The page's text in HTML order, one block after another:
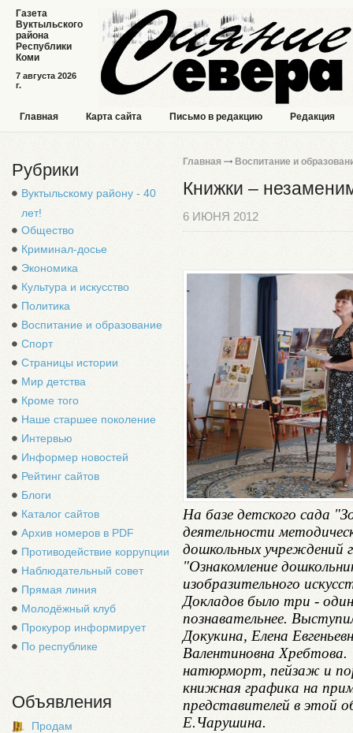
7 августа 2026
г.
Газета
Вуктыльского
района
Республики
Коми
Главная Карта сайта Письмо в редакцию Редакция
Рубрики
Вуктыльскому району - 40
лет!
Общество
Криминал-досье
Экономика
Культура и искусство
Политика
Воспитание и образование
Спорт
Страницы истории
Мир детства
Кроме того
Наше старшее поколение
Интервью
Информер новостей
Рейтинг сайтов
Блоги
Каталог сайтов
Архив номеров в PDF
Противодействие коррупции
Наблюдательный совет
Прямая линия
Молодёжный клуб
Прокурор информирует
По республике
Объявления
Продам
Главная Воспитание и
Книжки –
6 ИЮНЯ 2012
На базе детского сада
деятельности
дошкольных учреждений
"Ознакомление
изобразительного
Докладов было три -
познавательнее.
Докукина, Елена
Валентиновна
натюрморт, пейзаж и
книжная графика на
представителей в этой
Е.Чарушина.